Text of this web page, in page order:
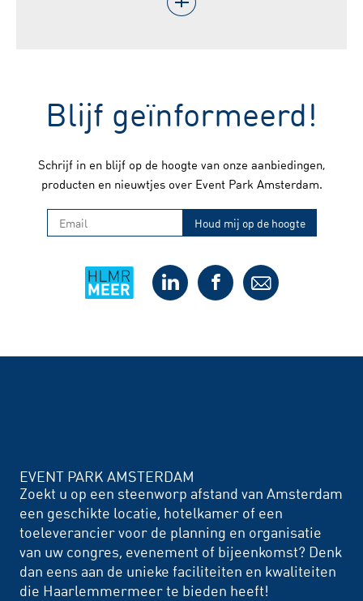
Blijf geïnformeerd!
Schrijf in en blijf op de hoogte van onze aanbiedingen,
producten en nieuwtjes over Event Park Amsterdam.
EVENT PARK AMSTERDAM
Zoekt u op een steenworp afstand van Amsterdam
een geschikte locatie, hotelkamer of een
toeleverancier voor de planning en organisatie
van uw congres, evenement of bijeenkomst? Denk
dan eens aan de unieke faciliteiten en kwaliteiten
die Haarlemmermeer te bieden heeft!